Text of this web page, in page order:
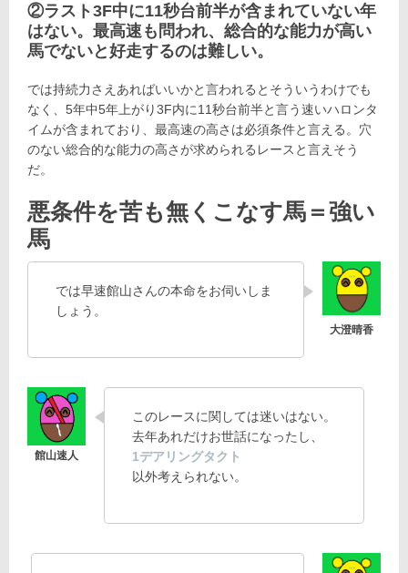
②ラスト3F中に11秒台前半が含まれていない年
はない。最高速も問われ、総合的な能力が高い
馬でないと好走するのは難しい。
では持続力さえあればいいかと言われるとそういうわけでも
なく、5年中5年上がり3F内に11秒台前半と言う速いハロンタ
イムが含まれており、最高速の高さは必須条件と言える。穴
のない総合的な能力の高さが求められるレースと言えそう
だ。
悪条件を苦も無くこなす馬＝強い
馬
では早速館山さんの本命をお伺いしま
しょう。
このレースに関しては迷いはない。
去年あれだけお世話になったし、
1デアリングタクト
以外考えられない。